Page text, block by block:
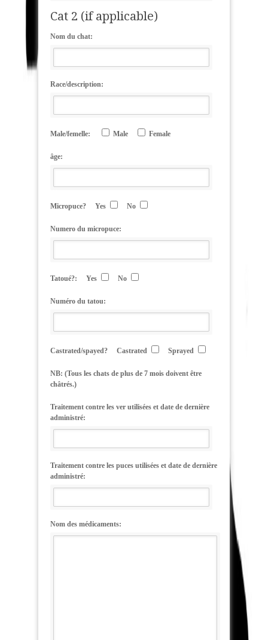
Cat 2 (if applicable)
Nom du chat:
Race/description:
Male/femelle: Male Female
âge:
Micropuce? Yes No
Numero du micropuce:
Tatoué?: Yes No
Numéro du tatou:
Castrated/spayed? Castrated Sprayed
NB: (Tous les chats de plus de 7 mois doivent être
châtrés.)
Traitement contre les ver utilisées et date de dernière
administré:
Traitement contre les puces utilisées et date de dernière
administré:
Nom des médicaments: